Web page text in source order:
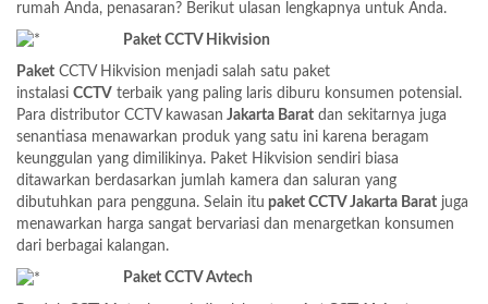
rumah Anda, penasaran? Berikut ulasan lengkapnya untuk Anda.
Paket CCTV Hikvision
Paket CCTV Hikvision menjadi salah satu paket
instalasi CCTV terbaik yang paling laris diburu konsumen potensial.
Para distributor CCTV kawasan Jakarta Barat dan sekitarnya juga
senantiasa menawarkan produk yang satu ini karena beragam
keunggulan yang dimilikinya. Paket Hikvision sendiri biasa
ditawarkan berdasarkan jumlah kamera dan saluran yang
dibutuhkan para pengguna. Selain itu paket CCTV Jakarta Barat juga
menawarkan harga sangat bervariasi dan menargetkan konsumen
dari berbagai kalangan.
Paket CCTV Avtech